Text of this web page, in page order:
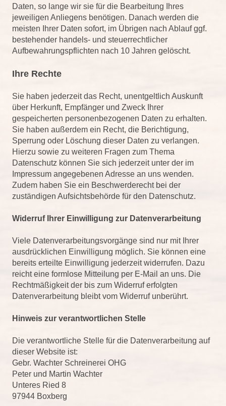
Daten, so lange wir sie für die Bearbeitung Ihres
jeweiligen Anliegens benötigen. Danach werden die
meisten Ihrer Daten sofort, im Übrigen nach Ablauf ggf.
bestehender handels- und steuerrechtlicher
Aufbewahrungspflichten nach 10 Jahren gelöscht.
Ihre Rechte
Sie haben jederzeit das Recht, unentgeltlich Auskunft
über Herkunft, Empfänger und Zweck Ihrer
gespeicherten personenbezogenen Daten zu erhalten.
Sie haben außerdem ein Recht, die Berichtigung,
Sperrung oder Löschung dieser Daten zu verlangen.
Hierzu sowie zu weiteren Fragen zum Thema
Datenschutz können Sie sich jederzeit unter der im
Impressum angegebenen Adresse an uns wenden.
Zudem haben Sie ein Beschwerderecht bei der
zuständigen Aufsichtsbehörde für den Datenschutz.
Widerruf Ihrer Einwilligung zur Datenverarbeitung
Viele Datenverarbeitungsvorgänge sind nur mit Ihrer
ausdrücklichen Einwilligung möglich. Sie können eine
bereits erteilte Einwilligung jederzeit widerrufen. Dazu
reicht eine formlose Mitteilung per E-Mail an uns. Die
Rechtmäßigkeit der bis zum Widerruf erfolgten
Datenverarbeitung bleibt vom Widerruf unberührt.
Hinweis zur verantwortlichen Stelle
Die verantwortliche Stelle für die Datenverarbeitung auf
dieser Website ist:
Gebr. Wachter Schreinerei OHG
Peter und Martin Wachter
Unteres Ried 8
97944 Boxberg